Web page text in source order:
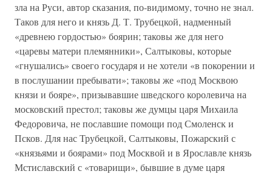
зла на Руси, автор сказания, по-видимому, точно не знал.
Таков для него и князь Д. Т. Трубецкой, надменный
«древнею гордостью» боярин; таковы же для него
«царевы матери племянники», Салтыковы, которые
«гнушались» своего государя и не хотели «в покорении и
в послушании пребывати»; таковы же «под Москвою
князи и бояре», призывавшие шведского королевича на
московский престол; таковы же думцы царя Михаила
Федоровича, не пославшие помощи под Смоленск и
Псков. Для нас Трубецкой, Салтыковы, Пожарский с
«князьями и боярами» под Москвой и в Ярославле князь
Мстиславский с «товарищи», бывшие в думе царя